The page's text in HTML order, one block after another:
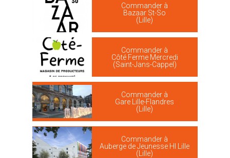
Commander à
Bazaar St-So
(Lille)
Commander à
Côté Ferme Mercredi
(Saint-Jans-Cappel)
Commander à
Gare Lille-Flandres
(Lille)
Commander à
Auberge de Jeunesse HI Lille
(Lille)